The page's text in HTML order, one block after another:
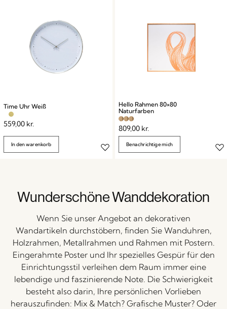
Time Uhr Weiß
559,00 kr.
In den warenkorb
Hello Rahmen 80×80
Naturfarben
809,00 kr.
Benachrichtige mich
Wunderschöne Wanddekoration
Wenn Sie unser Angebot an dekorativen
Wandartikeln durchstöbern, finden Sie Wanduhren,
Holzrahmen, Metallrahmen und Rahmen mit Postern.
Eingerahmte Poster und Ihr spezielles Gespür für den
Einrichtungsstil verleihen dem Raum immer eine
lebendige und faszinierende Note. Die Schwierigkeit
besteht also darin, Ihre persönlichen Vorlieben
herauszufinden: Mix & Match? Grafische Muster? Oder